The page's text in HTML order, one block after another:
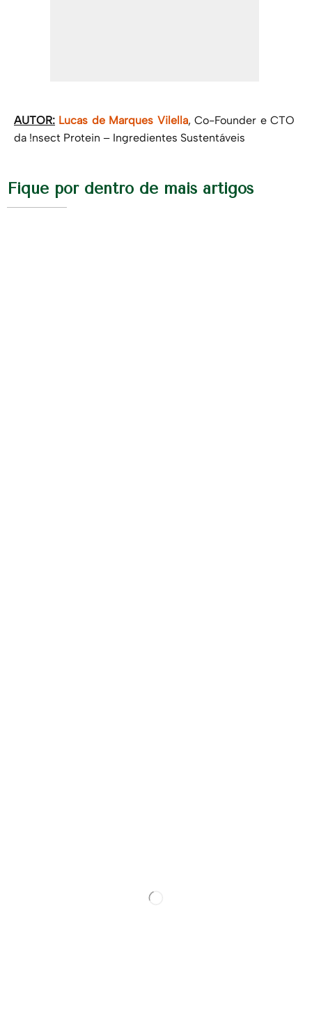
AUTOR: Lucas de Marques Vilella, Co-Founder e CTO
da !nsect Protein – Ingredientes Sustentáveis
Fique por dentro de mais artigos